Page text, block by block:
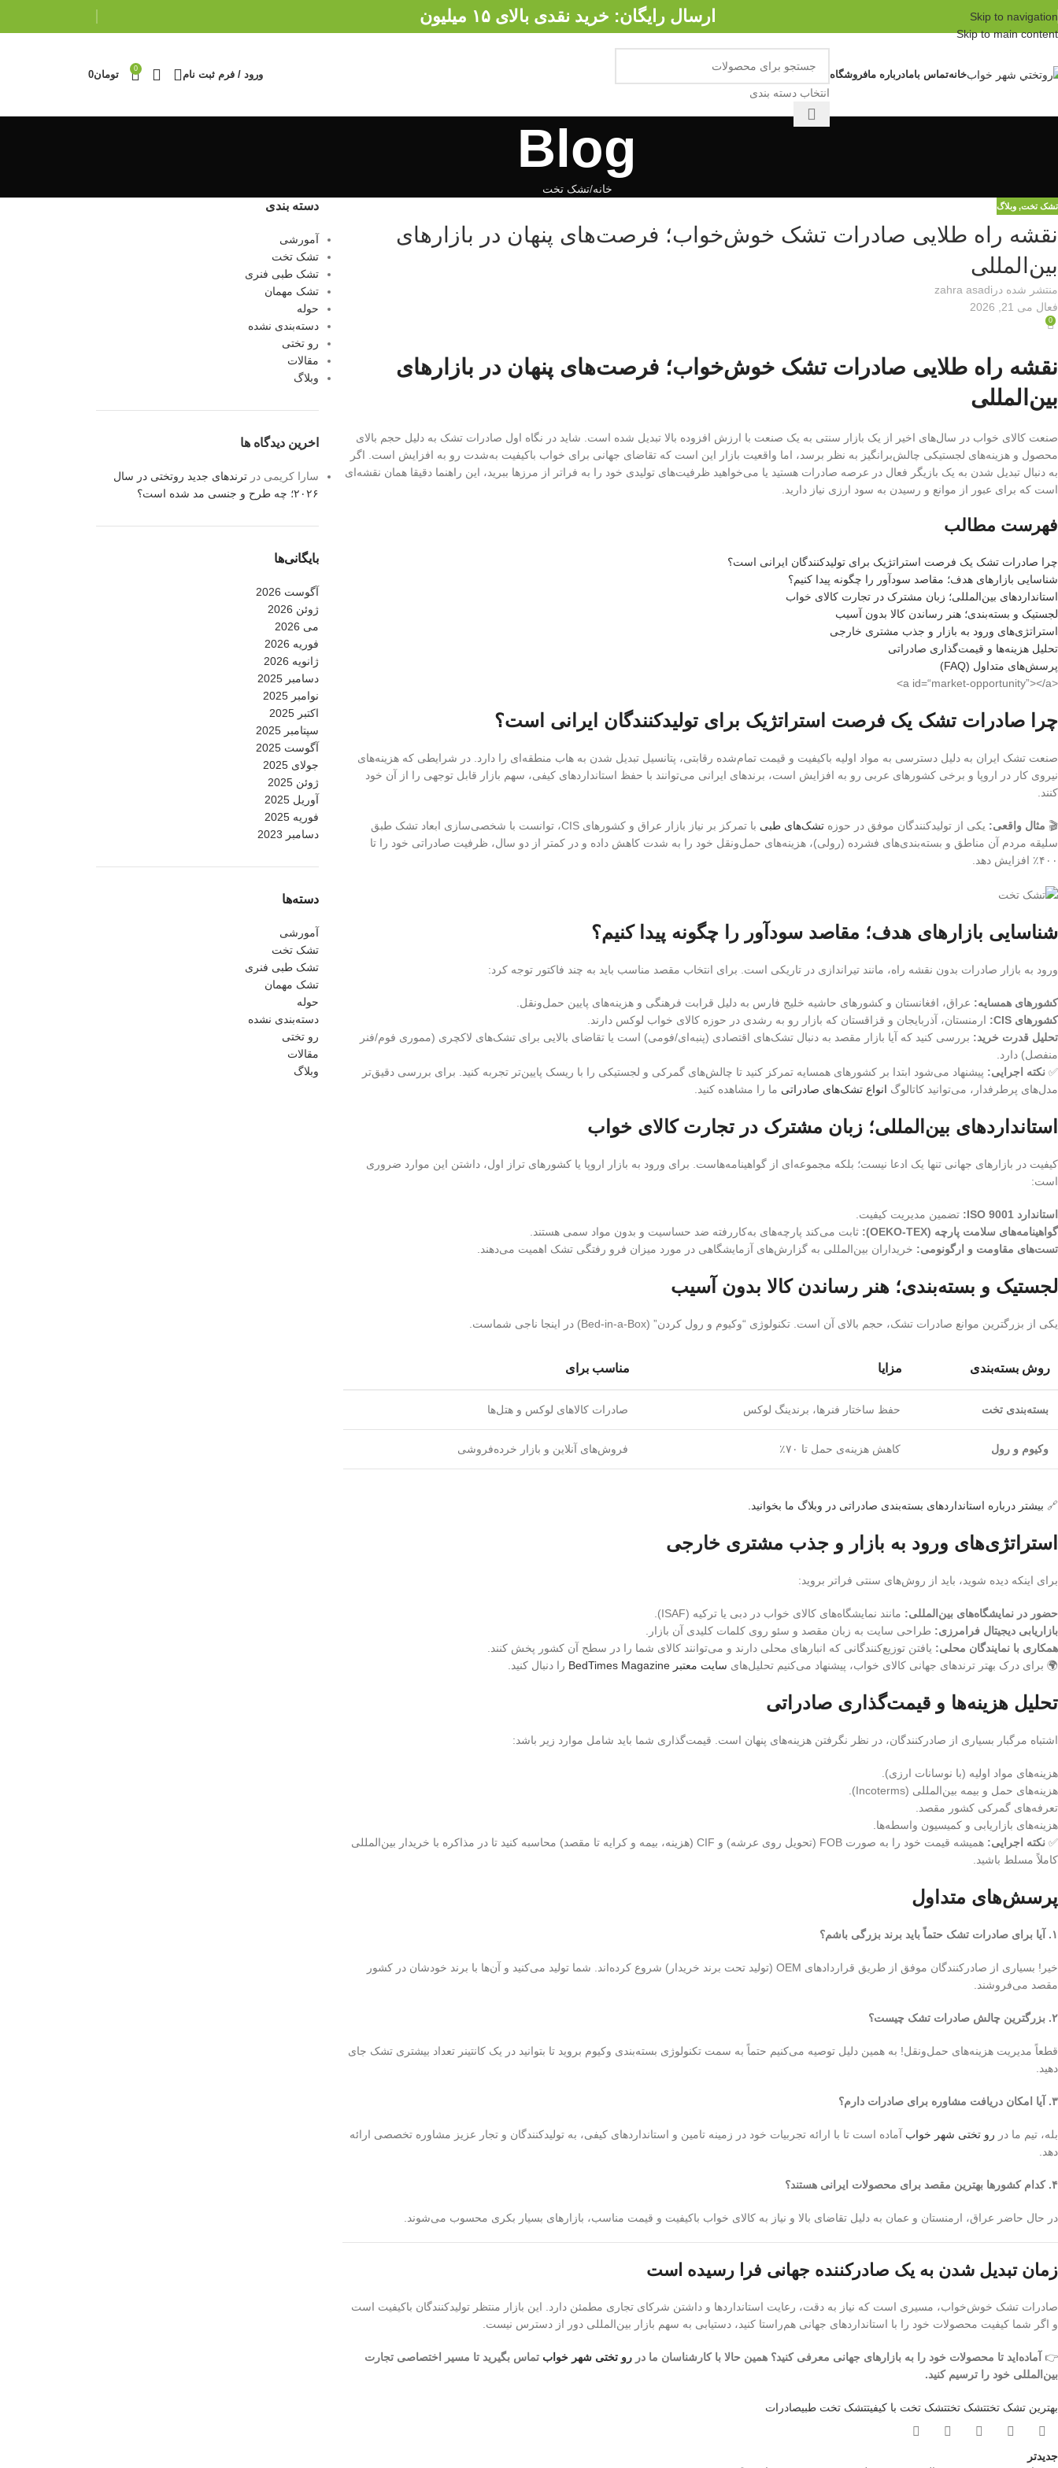
Skip to navigation
Skip to main content
ارسال رایگان: خرید نقدی بالای ۱۵ میلیون
خانهتماس بامادرباره مافروشگاه
انتخاب دسته بندی
ورود / فرم ثبت نام
0
تومان0
Blog
خانه تشک تخت
تشک تخت, وبلاگ
نقشه راه طلایی صادرات تشک خوش‌خواب؛ فرصت‌های پنهان در بازارهای
بین‌المللی
منتشر شده در zahra asadi
فعال می 21, 2026
0
نقشه راه طلایی صادرات تشک خوش‌خواب؛ فرصت‌های پنهان در بازارهای
بین‌المللی
صنعت کالای خواب در سال‌های اخیر از یک بازار سنتی به یک صنعت با ارزش افزوده بالا تبدیل شده است. شاید در نگاه اول صادرات تشک به دلیل حجم بالای
محصول و هزینه‌های لجستیکی چالش‌برانگیز به نظر برسد، اما واقعیت بازار این است که تقاضای جهانی برای خواب باکیفیت به‌شدت رو به افزایش است. اگر
به دنبال تبدیل شدن به یک بازیگر فعال در عرصه صادرات هستید یا می‌خواهید ظرفیت‌های تولیدی خود را به فراتر از مرزها ببرید، این راهنما دقیقا همان نقشه‌ای
است که برای عبور از موانع و رسیدن به سود ارزی نیاز دارید.
فهرست مطالب
چرا صادرات تشک یک فرصت استراتژیک برای تولیدکنندگان ایرانی است؟
شناسایی بازارهای هدف؛ مقاصد سودآور را چگونه پیدا کنیم؟
استانداردهای بین‌المللی؛ زبان مشترک در تجارت کالای خواب
لجستیک و بسته‌بندی؛ هنر رساندن کالا بدون آسیب
استراتژی‌های ورود به بازار و جذب مشتری خارجی
تحلیل هزینه‌ها و قیمت‌گذاری صادراتی
پرسش‌های متداول (FAQ)
<a id=“market-opportunity”></a>
چرا صادرات تشک یک فرصت استراتژیک برای تولیدکنندگان ایرانی است؟
صنعت تشک ایران به دلیل دسترسی به مواد اولیه باکیفیت و قیمت تمام‌شده رقابتی، پتانسیل تبدیل شدن به هاب منطقه‌ای را دارد. در شرایطی که هزینه‌های
نیروی کار در اروپا و برخی کشورهای عربی رو به افزایش است، برندهای ایرانی می‌توانند با حفظ استانداردهای کیفی، سهم بازار قابل توجهی را از آن خود
کنند.
🎬 مثال واقعی: یکی از تولیدکنندگان موفق در حوزه تشک‌های طبی
با تمرکز بر نیاز بازار عراق و کشورهای CIS، توانست با شخصی‌سازی ابعاد تشک طبق
سلیقه مردم آن مناطق و بسته‌بندی‌های فشرده (رولی)، هزینه‌های حمل‌ونقل خود را به شدت کاهش داده و در کمتر از دو سال، ظرفیت صادراتی خود را تا
۴۰۰٪ افزایش دهد.
شناسایی بازارهای هدف؛ مقاصد سودآور را چگونه پیدا کنیم؟
ورود به بازار صادرات بدون نقشه راه، مانند تیراندازی در تاریکی است. برای انتخاب مقصد مناسب باید به چند فاکتور توجه کرد:
کشورهای همسایه: عراق، افغانستان و کشورهای حاشیه خلیج فارس به دلیل قرابت فرهنگی و هزینه‌های پایین حمل‌ونقل.
کشورهای CIS:
ارمنستان، آذربایجان و قزاقستان که بازار رو به رشدی در حوزه کالای خواب لوکس دارند.
تحلیل قدرت خرید: بررسی کنید که آیا بازار مقصد به دنبال تشک‌های اقتصادی (پنبه‌ای/فومی) است یا تقاضای بالایی برای تشک‌های لاکچری (مموری فوم/فنر
منفصل) دارد.
✅ نکته اجرایی: پیشنهاد می‌شود ابتدا بر کشورهای همسایه تمرکز کنید تا چالش‌های گمرکی و لجستیکی را با ریسک پایین‌تر تجربه کنید. برای بررسی دقیق‌تر
مدل‌های پرطرفدار، می‌توانید کاتالوگ انواع تشک‌های صادراتی ما را مشاهده کنید.
استانداردهای بین‌المللی؛ زبان مشترک در تجارت کالای خواب
کیفیت در بازارهای جهانی تنها یک ادعا نیست؛ بلکه مجموعه‌ای از گواهینامه‌هاست. برای ورود به بازار اروپا یا کشورهای تراز اول، داشتن این موارد ضروری
است:
استاندارد ISO 9001:
تضمین مدیریت کیفیت.
گواهینامه‌های سلامت پارچه (OEKO-TEX):
ثابت می‌کند پارچه‌های به‌کاررفته ضد حساسیت و بدون مواد سمی هستند.
تست‌های مقاومت و ارگونومی: خریداران بین‌المللی به گزارش‌های آزمایشگاهی در مورد میزان فرو رفتگی تشک اهمیت می‌دهند.
لجستیک و بسته‌بندی؛ هنر رساندن کالا بدون آسیب
یکی از بزرگترین موانع صادرات تشک، حجم بالای آن است. تکنولوژی “وکیوم و رول کردن” (Bed-in-a-Box) در اینجا ناجی شماست.
روش بسته‌بندی مزایا مناسب برای
بسته‌بندی تخت حفظ ساختار فنرها، برندینگ لوکس صادرات کالا‌های لوکس و هتل‌ها
وکیوم و رول کاهش هزینه‌ی حمل تا ۷۰٪ فروش‌های آنلاین و بازار خرده‌فروشی
🔗 بیشتر درباره استانداردهای بسته‌بندی صادراتی در وبلاگ ما بخوانید.
استراتژی‌های ورود به بازار و جذب مشتری خارجی
برای اینکه دیده شوید، باید از روش‌های سنتی فراتر بروید:
حضور در نمایشگاه‌های بین‌المللی: مانند نمایشگاه‌های کالای خواب در دبی یا ترکیه (ISAF).
بازاریابی دیجیتال فرامرزی: طراحی سایت به زبان مقصد و سئو روی کلمات کلیدی آن بازار.
همکاری با نمایندگان محلی: یافتن توزیع‌کنندگانی که انبارهای محلی دارند و می‌توانند کالای شما را در سطح آن کشور پخش کنند.
🌍 برای درک بهتر ترندهای جهانی کالای خواب، پیشنهاد می‌کنیم تحلیل‌های سایت معتبر BedTimes Magazine را دنبال کنید.
تحلیل هزینه‌ها و قیمت‌گذاری صادراتی
اشتباه مرگبار بسیاری از صادرکنندگان، در نظر نگرفتن هزینه‌های پنهان است. قیمت‌گذاری شما باید شامل موارد زیر باشد:
هزینه‌های مواد اولیه (با نوسانات ارزی).
هزینه‌های حمل و بیمه بین‌المللی (Incoterms).
تعرفه‌های گمرکی کشور مقصد.
هزینه‌های بازاریابی و کمیسیون واسطه‌ها.
✅ نکته اجرایی:
همیشه قیمت خود را به صورت FOB (تحویل روی عرشه) و CIF (هزینه، بیمه و کرایه تا مقصد) محاسبه کنید تا در مذاکره با خریدار بین‌المللی
کاملاً مسلط باشید.
پرسش‌های متداول
۱. آیا برای صادرات تشک حتماً باید برند بزرگی باشم؟
خیر! بسیاری از صادرکنندگان موفق از طریق قراردادهای OEM (تولید تحت برند خریدار) شروع کرده‌اند. شما تولید می‌کنید و آن‌ها با برند خودشان در کشور
مقصد می‌فروشند.
۲. بزرگترین چالش صادرات تشک چیست؟
قطعاً مدیریت هزینه‌های حمل‌ونقل! به همین دلیل توصیه می‌کنیم حتماً به سمت تکنولوژی بسته‌بندی وکیوم بروید تا بتوانید در یک کانتینر تعداد بیشتری تشک جای
دهید.
۳. آیا امکان دریافت مشاوره برای صادرات دارم؟
بله، تیم ما در رو تختی شهر خواب آماده است تا با ارائه تجربیات خود در زمینه تامین و استانداردهای کیفی، به تولیدکنندگان و تجار عزیز مشاوره تخصصی ارائه
دهد.
۴. کدام کشورها بهترین مقصد برای محصولات ایرانی هستند؟
در حال حاضر عراق، ارمنستان و عمان به دلیل تقاضای بالا و نیاز به کالای خواب باکیفیت و قیمت مناسب، بازارهای بسیار بکری محسوب می‌شوند.
زمان تبدیل شدن به یک صادرکننده جهانی فرا رسیده است
صادرات تشک خوش‌خواب، مسیری است که نیاز به دقت، رعایت استانداردها و داشتن شرکای تجاری مطمئن دارد. این بازار منتظر تولیدکنندگان باکیفیت است
و اگر شما کیفیت محصولات خود را با استانداردهای جهانی هم‌راستا کنید، دستیابی به سهم بازار بین‌المللی دور از دسترس نیست.
👉 آماده‌اید تا محصولات خود را به بازارهای جهانی معرفی کنید؟ همین حالا با کارشناسان ما در رو تختی شهر خواب تماس بگیرید تا مسیر اختصاصی تجارت
بین‌المللی خود را ترسیم کنید.
بهترین تشک تختتشک تختتشک تخت با کیفیتتشک تخت طبیصادرات
جدیدتر
دسته بندی
آمورشی
تشک تخت
تشک طبی فنری
تشک مهمان
حوله
دسته‌بندی نشده
رو تختی
مقالات
وبلاگ
اخرین دیدگاه ها
سارا کریمی در ترندهای جدید روتختی در سال
۲۰۲۶؛ چه طرح و جنسی مد شده است؟
بایگانی‌ها
آگوست 2026
ژوئن 2026
می 2026
فوریه 2026
ژانویه 2026
دسامبر 2025
نوامبر 2025
اکتبر 2025
سپتامبر 2025
آگوست 2025
جولای 2025
ژوئن 2025
آوریل 2025
فوریه 2025
دسامبر 2023
دسته‌ها
آمورشی
تشک تخت
تشک طبی فنری
تشک مهمان
حوله
دسته‌بندی نشده
رو تختی
مقالات
وبلاگ